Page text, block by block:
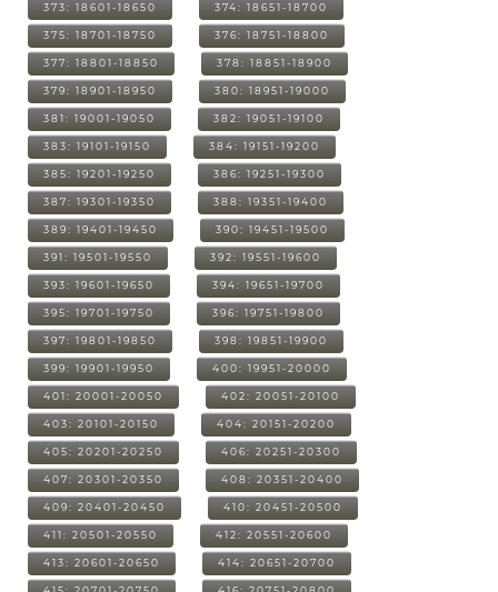
373: 18601-18650 374: 18651-18700
375: 18701-18750 376: 18751-18800
377: 18801-18850 378: 18851-18900
379: 18901-18950 380: 18951-19000
381: 19001-19050 382: 19051-19100
383: 19101-19150 384: 19151-19200
385: 19201-19250 386: 19251-19300
387: 19301-19350 388: 19351-19400
389: 19401-19450 390: 19451-19500
391: 19501-19550 392: 19551-19600
393: 19601-19650 394: 19651-19700
395: 19701-19750 396: 19751-19800
397: 19801-19850 398: 19851-19900
399: 19901-19950 400: 19951-20000
401: 20001-20050 402: 20051-20100
403: 20101-20150 404: 20151-20200
405: 20201-20250 406: 20251-20300
407: 20301-20350 408: 20351-20400
409: 20401-20450 410: 20451-20500
411: 20501-20550 412: 20551-20600
413: 20601-20650 414: 20651-20700